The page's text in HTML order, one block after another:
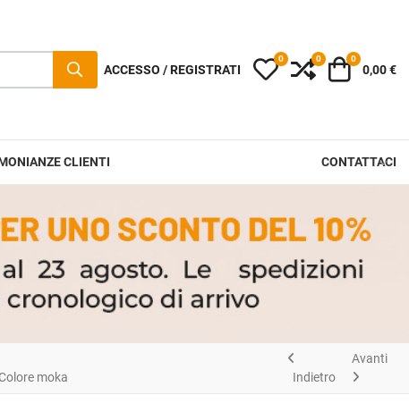
ACCESSO / REGISTRATI I miei preferiti
0 Compara
0 Carrello
0
0,00 €
CLIENTI CONTATTACI
moka
Indietro
Avanti